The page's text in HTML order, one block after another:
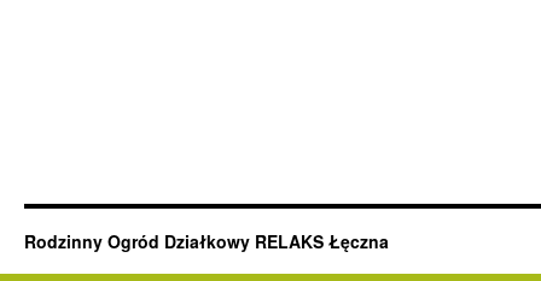
Rodzinny Ogród Działkowy RELAKS Łęczna